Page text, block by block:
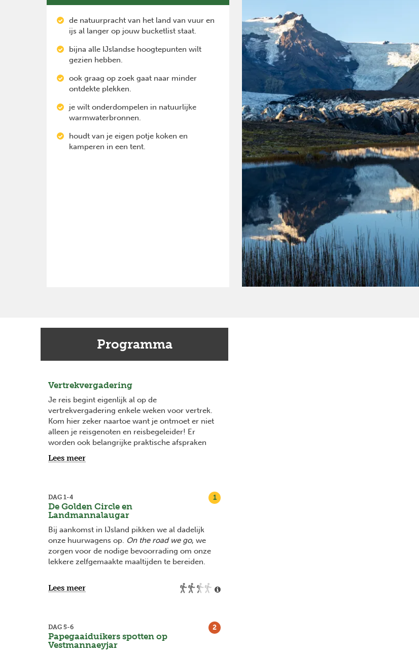
de natuurpracht van het land van vuur en
ijs al langer op jouw bucketlist staat.
bijna alle IJslandse hoogtepunten wilt
gezien hebben.
ook graag op zoek gaat naar minder
ontdekte plekken.
je wilt onderdompelen in natuurlijke
warmwaterbronnen.
houdt van je eigen potje koken en
kamperen in een tent.
Programma
Vertrekvergadering
Je reis begint eigenlijk al op de
vertrekvergadering enkele weken voor vertrek.
Kom hier zeker naartoe want je ontmoet er niet
alleen je reisgenoten en reisbegeleider! Er
worden ook belangrijke praktische afspraken
gemaakt en het is het ideale moment om
antwoord te krijgen op je vragen. Vanaf 2
vertrekvergadering en na boeking word je
hiervan ook op de hoogte gehouden via mail.
Lees meer
1
DAG 1-4
De Golden Circle en
Landmannalaugar
Bij aankomst in IJsland pikken we al dadelijk
onze huurwagens op. On the road we go, we
zorgen voor de nodige bevoorrading om onze
lekkere zelfgemaakte maaltijden te bereiden.
Als eerste stop bezoeken we natuurlijkde Golden
Circle:de impressionante hoge geysirs, de
niet ontbreken. We gaan heerlijk baden in de
geothermische rivier Reykjadalur, een
natuurlijke hotspring die we bereiken na een
Lees meer
2
DAG 5-6
Papegaaiduikers spotten op
Vestmannaeyjar